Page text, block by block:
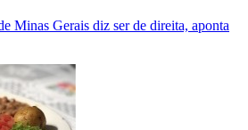
Minas Gerais diz ser de direita, aponta